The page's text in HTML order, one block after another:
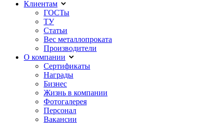
Клиентам
ГОСТы
ТУ
Статьи
Вес металлопроката
Производители
О компании
Сертификаты
Награды
Бизнес
Жизнь в компании
Фотогалерея
Персонал
Вакансии